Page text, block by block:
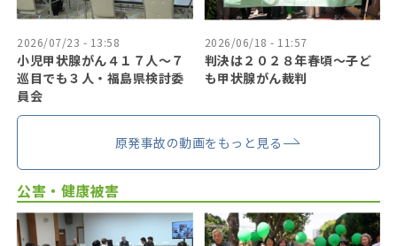
2026/07/23 - 13:58
小児甲状腺がん４１７人〜７
巡目でも３人・福島県検討委
員会
2026/06/18 - 11:57
判決は２０２８年春頃〜子ど
も甲状腺がん裁判
原発事故の動画をもっと見る
公害・健康被害